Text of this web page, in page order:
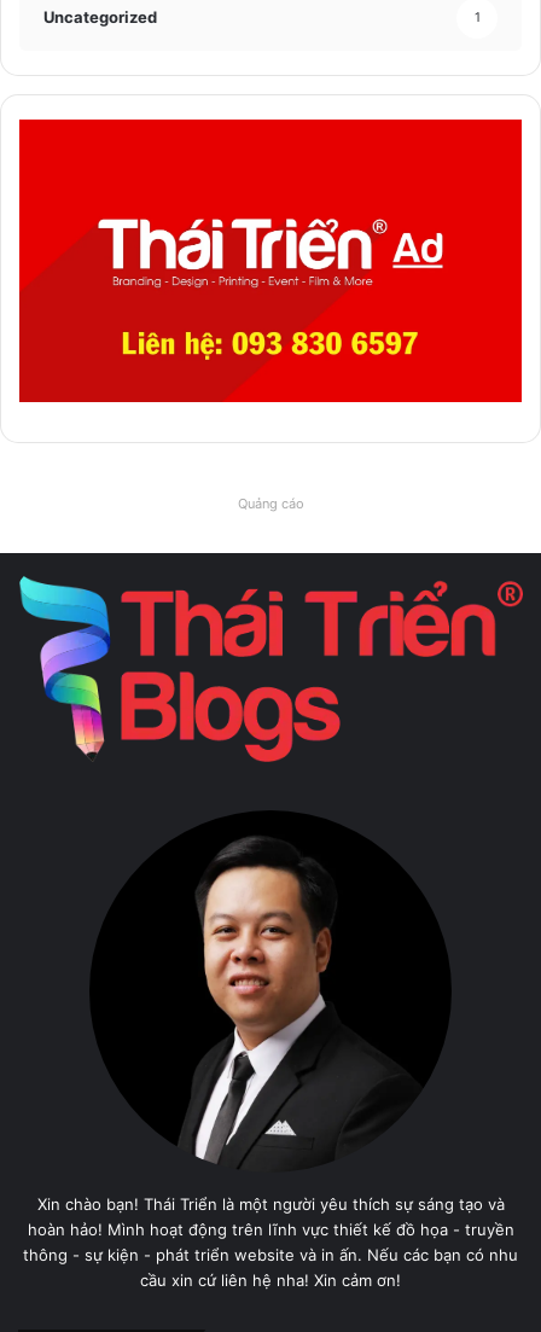
Uncategorized 1
Quảng cáo
Xin chào bạn! Thái Triển là một người yêu thích sự sáng tạo và
hoàn hảo! Mình hoạt động trên lĩnh vực thiết kế đồ họa - truyền
thông - sự kiện - phát triển website và in ấn. Nếu các bạn có nhu
cầu xin cứ liên hệ nha! Xin cảm ơn!